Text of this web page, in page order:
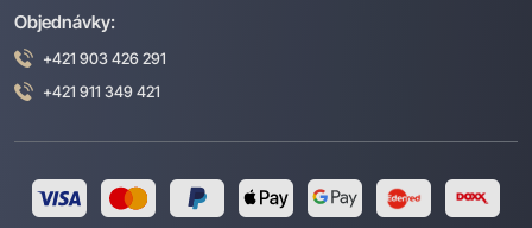
Objednávky:
+421 903 426 291
+421 911 349 421